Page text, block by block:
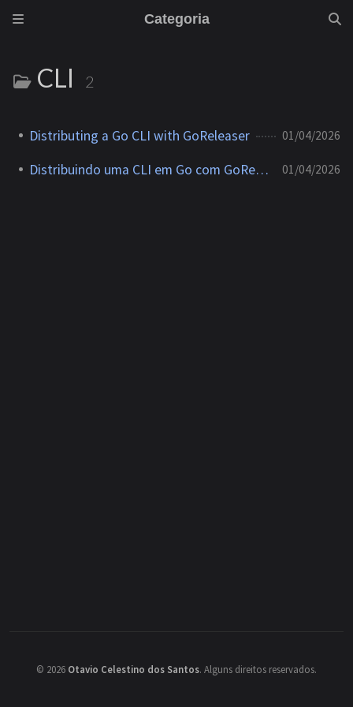
Categoria
CLI 2
Distributing a Go CLI with GoReleaser 01/04/2026
Distribuindo uma CLI em Go com GoReleaser 01/04/2026
© 2026 Otavio Celestino dos Santos. Alguns direitos reservados.